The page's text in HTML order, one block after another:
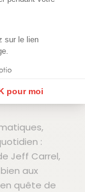
sur le lien
pour moi
de confidentialité, en
de
cherchent
à leur
de vrais
du Sud,
rapport
:
Jeff Carrel,
aux
quête de